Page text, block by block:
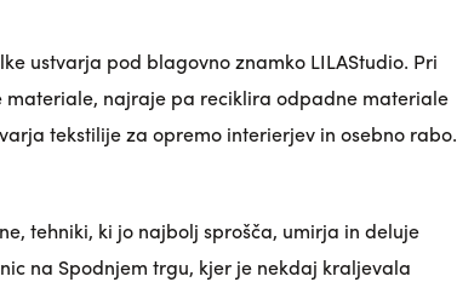
ustvarja pod blagovno znamko LILAStudio. Pri
najraje pa reciklira odpadne materiale
tekstilije za opremo interierjev in osebno rabo.
tehniki, ki jo najbolj sprošča, umirja in deluje
na Spodnjem trgu, kjer je nekdaj kraljevala